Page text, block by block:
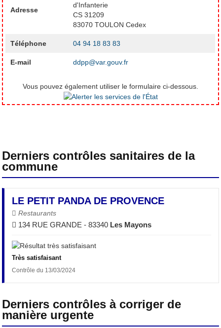
Adresse
d'Infanterie
CS 31209
83070 TOULON Cedex
Téléphone 04 94 18 83 83
E-mail ddpp@var.gouv.fr
Vous pouvez également utiliser le formulaire ci-dessous.
Derniers contrôles sanitaires de la
commune
LE PETIT PANDA DE PROVENCE
Restaurants
134 RUE GRANDE - 83340 Les Mayons
Très satisfaisant
Contrôle du 13/03/2024
Derniers contrôles à corriger de
manière urgente